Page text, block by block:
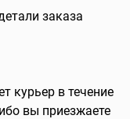
заказа
курьер в течение
вы приезжаете